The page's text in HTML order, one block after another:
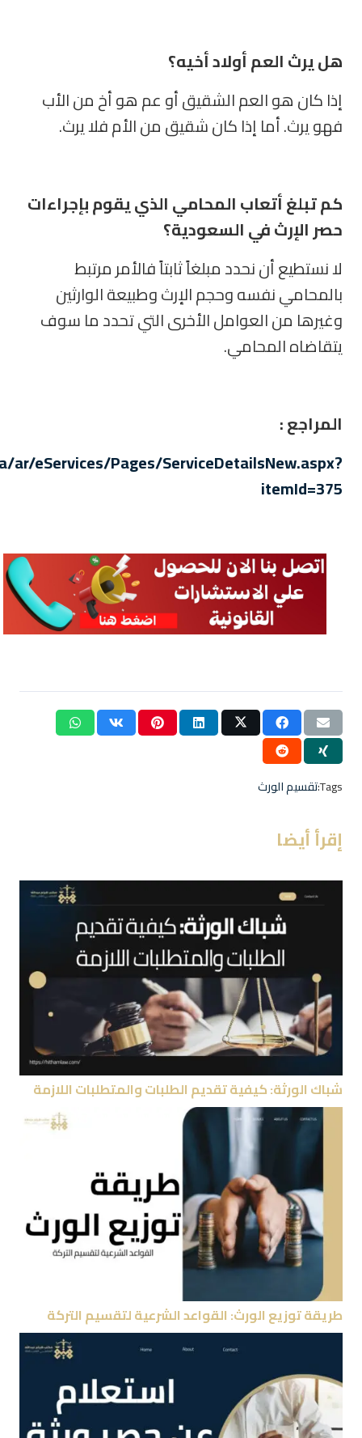
هل يرث العم أولاد أخيه؟
إذا كان هو العم الشقيق أو عم هو أخ من الأب
فهو يرث. أما إذا كان شقيق من الأم فلا يرث.
كم تبلغ أتعاب المحامي الذي يقوم بإجراءات
حصر الإرث في السعودية؟
لا نستطيع أن نحدد مبلغاً ثابتاً فالأمر مرتبط
بالمحامي نفسه وحجم الإرث وطبيعة الوارثين
وغيرها من العوامل الأخرى التي تحدد ما سوف
يتقاضاه المحامي.
المراجع :
eServices/Pages/ServiceDetailsNew.aspx?
itemId=375
Tags:تقسيم الورث
إقرأ أيضا
شباك الورثة: كيفية تقديم الطلبات والمتطلبات اللازمة
طريقة توزيع الورث: القواعد الشرعية لتقسيم التركة